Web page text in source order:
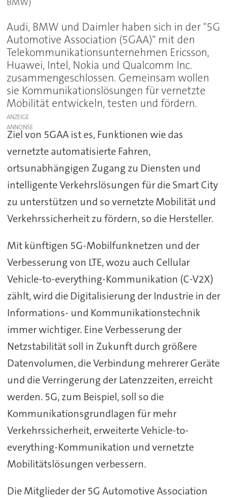
Audi, BMW und Daimler haben sich in der "5G
Automotive Association (5GAA)" mit den
Telekommunikationsunternehmen Ericsson,
Huawei, Intel, Nokia und Qualcomm Inc.
zusammengeschlossen. Gemeinsam wollen
sie Kommunikationslösungen für vernetzte
Mobilität entwickeln, testen und fördern.
ANZEIGE
Ziel von 5GAA ist es, Funktionen wie das
vernetzte automatisierte Fahren,
ortsunabhängigen Zugang zu Diensten und
intelligente Verkehrslösungen für die Smart City
zu unterstützen und so vernetzte Mobilität und
Verkehrssicherheit zu fördern, so die Hersteller.
Mit künftigen 5G-Mobilfunknetzen und der
Verbesserung von LTE, wozu auch Cellular
Vehicle-to-everything-Kommunikation (C-V2X)
zählt, wird die Digitalisierung der Industrie in der
Informations- und Kommunikationstechnik
immer wichtiger. Eine Verbesserung der
Netzstabilität soll in Zukunft durch größere
Datenvolumen, die Verbindung mehrerer Geräte
und die Verringerung der Latenzzeiten, erreicht
werden. 5G, zum Beispiel, soll so die
Kommunikationsgrundlagen für mehr
Verkehrssicherheit, erweiterte Vehicle-to-
everything-Kommunikation und vernetzte
Mobilitätslösungen verbessern.
Die Mitglieder der 5G Automotive Association